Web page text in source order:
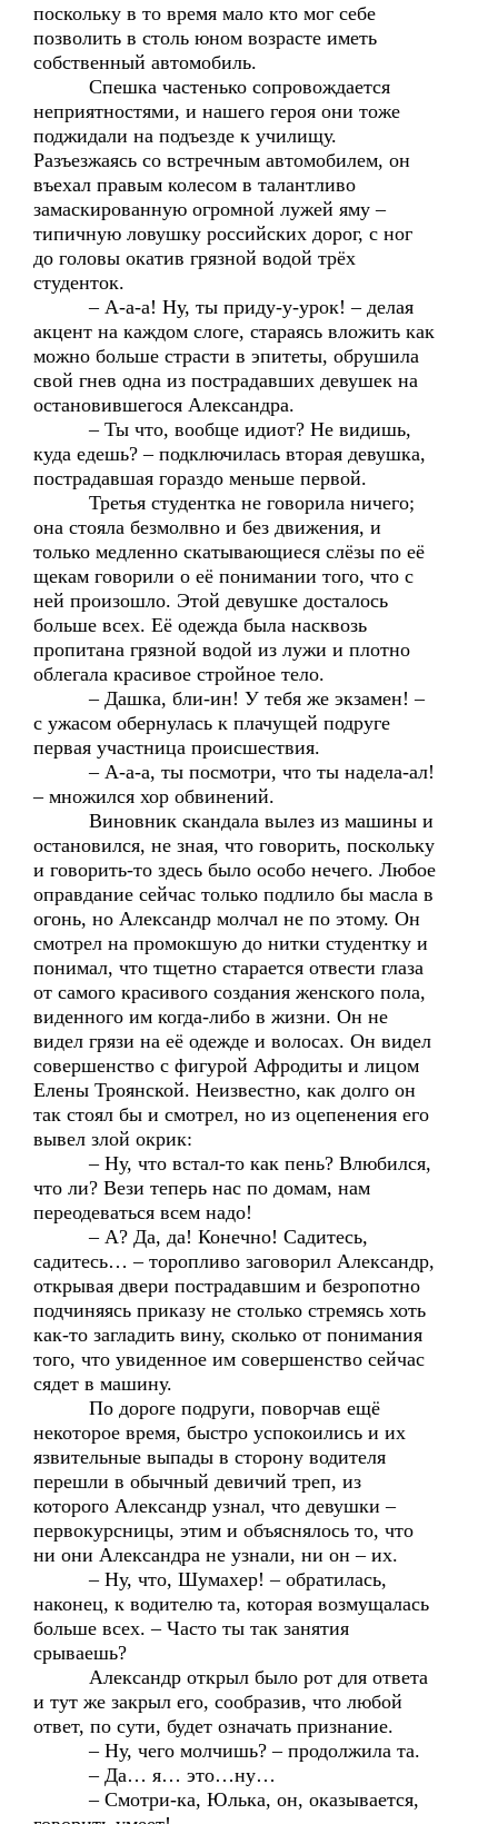
поскольку в то время мало кто мог себе
позволить в столь юном возрасте иметь
собственный автомобиль.
Спешка частенько сопровождается
неприятностями, и нашего героя они тоже
поджидали на подъезде к училищу.
Разъезжаясь со встречным автомобилем, он
въехал правым колесом в талантливо
замаскированную огромной лужей яму –
типичную ловушку российских дорог, с ног
до головы окатив грязной водой трёх
студенток.
– А-а-а! Ну, ты приду-у-урок! – делая
акцент на каждом слоге, стараясь вложить как
можно больше страсти в эпитеты, обрушила
свой гнев одна из пострадавших девушек на
остановившегося Александра.
– Ты что, вообще идиот? Не видишь,
куда едешь? – подключилась вторая девушка,
пострадавшая гораздо меньше первой.
Третья студентка не говорила ничего;
она стояла безмолвно и без движения, и
только медленно скатывающиеся слёзы по её
щекам говорили о её понимании того, что с
ней произошло. Этой девушке досталось
больше всех. Её одежда была насквозь
пропитана грязной водой из лужи и плотно
облегала красивое стройное тело.
– Дашка, бли-ин! У тебя же экзамен! –
с ужасом обернулась к плачущей подруге
первая участница происшествия.
– А-а-а, ты посмотри, что ты надела-ал!
– множился хор обвинений.
Виновник скандала вылез из машины и
остановился, не зная, что говорить, поскольку
и говорить-то здесь было особо нечего. Любое
оправдание сейчас только подлило бы масла в
огонь, но Александр молчал не по этому. Он
смотрел на промокшую до нитки студентку и
понимал, что тщетно старается отвести глаза
от самого красивого создания женского пола,
виденного им когда-либо в жизни. Он не
видел грязи на её одежде и волосах. Он видел
совершенство с фигурой Афродиты и лицом
Елены Троянской. Неизвестно, как долго он
так стоял бы и смотрел, но из оцепенения его
вывел злой окрик:
– Ну, что встал-то как пень? Влюбился,
что ли? Вези теперь нас по домам, нам
переодеваться всем надо!
– А? Да, да! Конечно! Садитесь,
садитесь… – торопливо заговорил Александр,
открывая двери пострадавшим и безропотно
подчиняясь приказу не столько стремясь хоть
как-то загладить вину, сколько от понимания
того, что увиденное им совершенство сейчас
сядет в машину.
По дороге подруги, поворчав ещё
некоторое время, быстро успокоились и их
язвительные выпады в сторону водителя
перешли в обычный девичий треп, из
которого Александр узнал, что девушки –
первокурсницы, этим и объяснялось то, что
ни они Александра не узнали, ни он – их.
– Ну, что, Шумахер! – обратилась,
наконец, к водителю та, которая возмущалась
больше всех. – Часто ты так занятия
срываешь?
Александр открыл было рот для ответа
и тут же закрыл его, сообразив, что любой
ответ, по сути, будет означать признание.
– Ну, чего молчишь? – продолжила та.
– Да… я… это…ну…
– Смотри-ка, Юлька, он, оказывается,